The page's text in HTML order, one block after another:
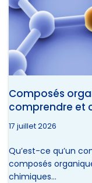
Composés
comprendre et
17 juillet 2026
Qu’est-ce qu’un
composés
chimiques…